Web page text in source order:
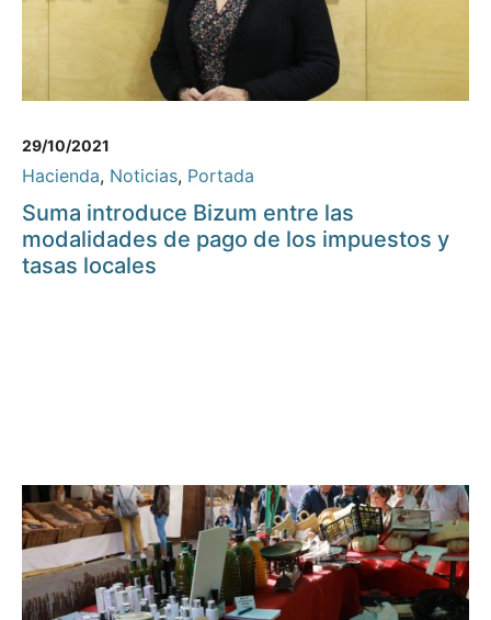
29/10/2021
Hacienda, Noticias, Portada
Suma introduce Bizum entre las
modalidades de pago de los impuestos y
tasas locales